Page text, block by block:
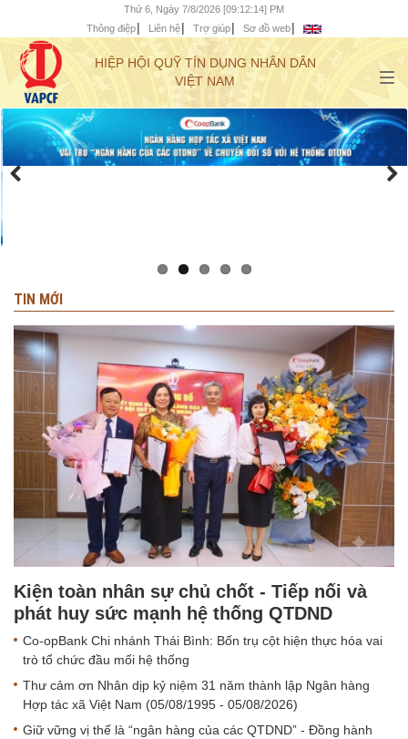
Thứ 6, Ngày 7/8/2026 [09:12:15] PM
Thông điệp
Liên hệ Trợ giúp Sơ đồ web
HIỆP HỘI QUỸ TÍN DỤNG NHÂN DÂN
VIỆT NAM
TIN MỚI
Kiện toàn nhân sự chủ chốt - Tiếp nối và
phát huy sức mạnh hệ thống QTDND
Co-opBank Chi nhánh Thái Bình: Bốn trụ cột hiện thực hóa vai
trò tổ chức đầu mối hệ thống
Thư cảm ơn Nhân dịp kỷ niệm 31 năm thành lập Ngân hàng
Hợp tác xã Việt Nam (05/08/1995 - 05/08/2026)
Giữ vững vị thế là “ngân hàng của các QTDND” - Đồng hành